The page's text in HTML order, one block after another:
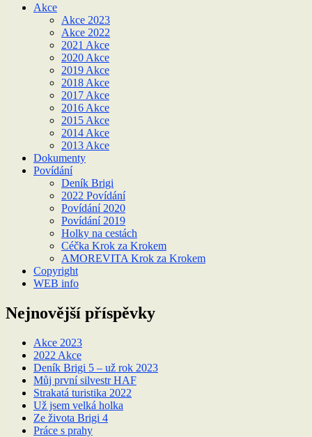
Akce
Akce 2023
Akce 2022
2021 Akce
2020 Akce
2019 Akce
2018 Akce
2017 Akce
2016 Akce
2015 Akce
2014 Akce
2013 Akce
Dokumenty
Povídání
Deník Brigi
2022 Povídání
Povídání 2020
Povídání 2019
Holky na cestách
Céčka Krok za Krokem
AMOREVITA Krok za Krokem
Copyright
WEB info
Nejnovější příspěvky
Akce 2023
2022 Akce
Deník Brigi 5 – už rok 2023
Můj první silvestr HAF
Strakatá turistika 2022
Už jsem velká holka
Ze života Brigi 4
Práce s prahy